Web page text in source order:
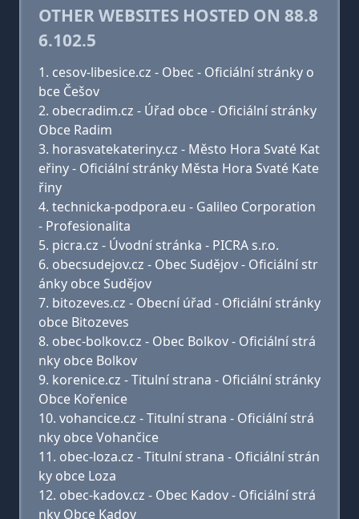
OTHER WEBSITES HOSTED ON 88.8
6.102.5
cesov-libesice.cz - Obec - Oficiální stránky o
bce Češov
obecradim.cz - Úřad obce - Oficiální stránky
Obce Radim
horasvatekateriny.cz - Město Hora Svaté Kat
eřiny - Oficiální stránky Města Hora Svaté Kate
řiny
technicka-podpora.eu - Galileo Corporation
- Profesionalita
picra.cz - Úvodní stránka - PICRA s.r.o.
obecsudejov.cz - Obec Sudějov - Oficiální str
ánky obce Sudějov
bitozeves.cz - Obecní úřad - Oficiální stránky
obce Bitozeves
obec-bolkov.cz - Obec Bolkov - Oficiální strá
nky obce Bolkov
korenice.cz - Titulní strana - Oficiální stránky
Obce Kořenice
vohancice.cz - Titulní strana - Oficiální strá
nky obce Vohančice
obec-loza.cz - Titulní strana - Oficiální strán
ky obce Loza
obec-kadov.cz - Obec Kadov - Oficiální strá
nky Obce Kadov